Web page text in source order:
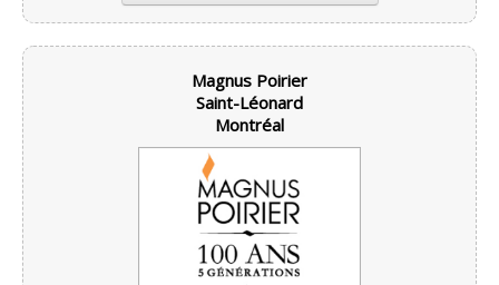
Magnus Poirier
Saint-Léonard
Montréal